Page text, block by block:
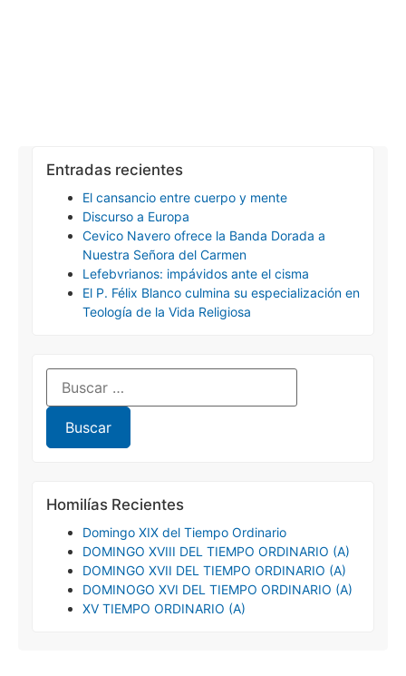
Entradas recientes
El cansancio entre cuerpo y mente
Discurso a Europa
Cevico Navero ofrece la Banda Dorada a
Nuestra Señora del Carmen
Lefebvrianos: impávidos ante el cisma
El P. Félix Blanco culmina su especialización en
Teología de la Vida Religiosa
Homilías Recientes
Domingo XIX del Tiempo Ordinario
DOMINGO XVIII DEL TIEMPO ORDINARIO (A)
DOMINGO XVII DEL TIEMPO ORDINARIO (A)
DOMINOGO XVI DEL TIEMPO ORDINARIO (A)
XV TIEMPO ORDINARIO (A)